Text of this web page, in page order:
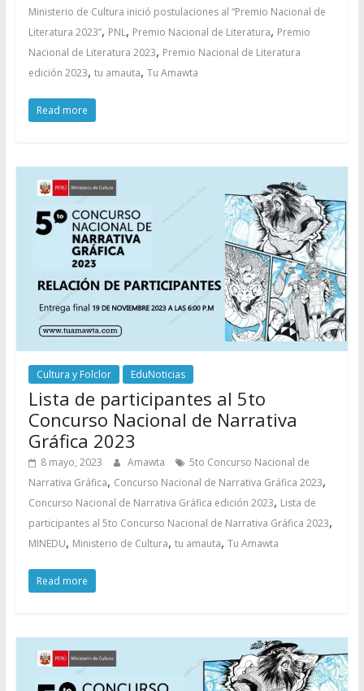
Ministerio de Cultura inició postulaciones al “Premio Nacional de
Literatura 2023”, PNL, Premio Nacional de Literatura, Premio
Nacional de Literatura 2023, Premio Nacional de Literatura
edición 2023, tu amauta, Tu Amawta
Read more
Cultura y Folclor EduNoticias
Lista de participantes al 5to
Concurso Nacional de Narrativa
Gráfica 2023
8 mayo, 2023 Amawta
5to Concurso Nacional de
Narrativa Gráfica, Concurso Nacional de Narrativa Gráfica 2023,
Concurso Nacional de Narrativa Gráfica edición 2023, Lista de
participantes al 5to Concurso Nacional de Narrativa Gráfica 2023,
MINEDU, Ministerio de Cultura, tu amauta, Tu Amawta
Read more